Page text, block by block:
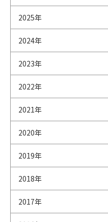
2025年
2024年
2023年
2022年
2021年
2020年
2019年
2018年
2017年